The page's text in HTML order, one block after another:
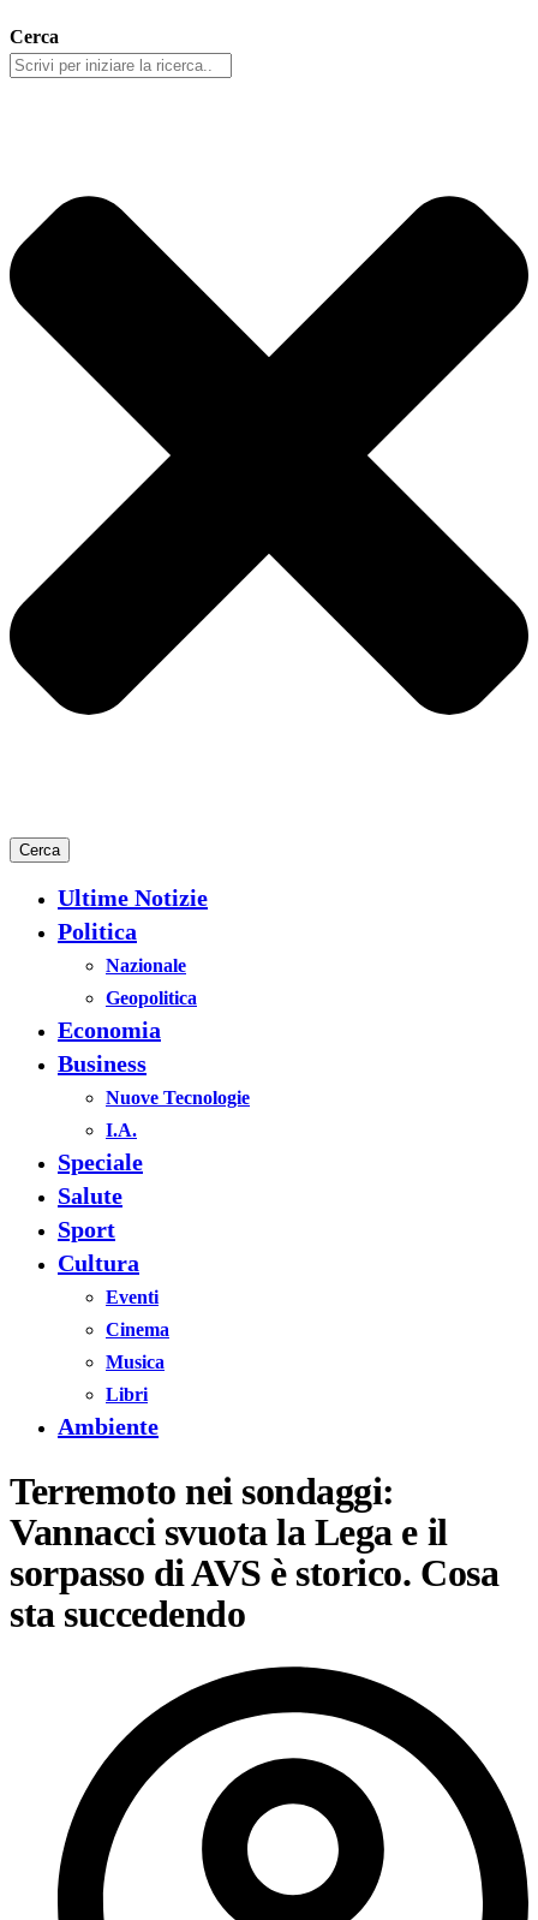
Cerca
Cerca
Ultime Notizie
Politica
Nazionale
Geopolitica
Economia
Business
Nuove Tecnologie
I.A.
Speciale
Salute
Sport
Cultura
Eventi
Cinema
Musica
Libri
Ambiente
Terremoto nei sondaggi:
Vannacci svuota la Lega e il
sorpasso di AVS è storico. Cosa
sta succedendo